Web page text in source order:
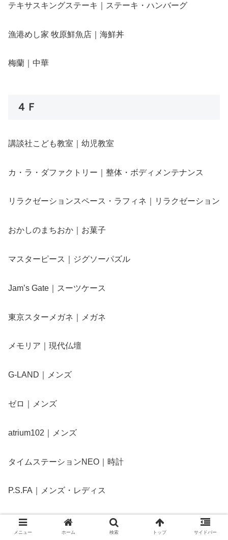
テキサスキングステーキ｜ステーキ・ハンバーグ
漁港めし家 牧原鮮魚店｜海鮮丼
梅蘭｜中華
４Ｆ
講談社こども教室｜幼児教室
カ・ラ・ダファクトリー｜整体・ボディメンテナンス
リラクゼーションスペース・ラフィネ｜リラクゼーション
おかしのまちおか｜お菓子
マスターピース｜ジグソーパズル
Jam’s Gate｜スーツケース
東京スターメガネ｜メガネ
メモリア｜現代仏壇
G-LAND｜メンズ
ゼロ｜メンズ
atrium102｜メンズ
タイムステーションNEO｜時計
P.S.FA｜メンズ・レディス
ASBee｜総合シューズ
メニュー ホーム 検索 トップ サイドバー